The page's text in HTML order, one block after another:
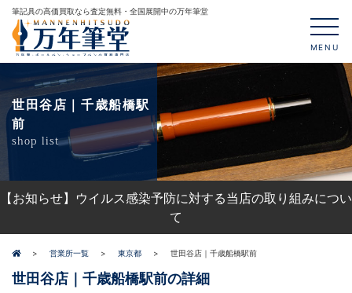
筆記具の高価買取なら査定無料・全国展開中の万年筆堂
MENU
世田谷店｜千歳船橋駅
前
shop list
【お知らせ】ウイルス感染予防に対する当店の取り組みについ
て
営業所一覧 東京都 世田谷店｜千歳船橋駅前
世田谷店｜千歳船橋駅前の詳細